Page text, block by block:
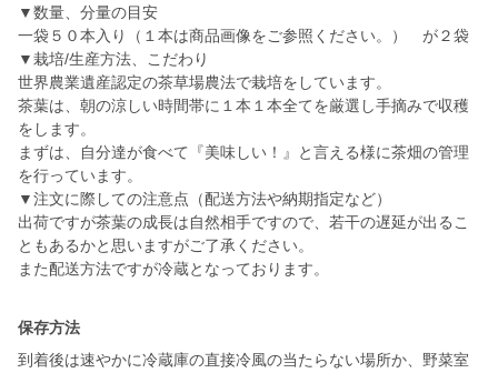
▼数量、分量の目安
一袋５０本入り（１本は商品画像をご参照ください。） が２袋
▼栽培/生産方法、こだわり
世界農業遺産認定の茶草場農法で栽培をしています。
茶葉は、朝の涼しい時間帯に１本１本全てを厳選し手摘みで収穫
をします。
まずは、自分達が食べて『美味しい！』と言える様に茶畑の管理
を行っています。
▼注文に際しての注意点（配送方法や納期指定など）
出荷ですが茶葉の成長は自然相手ですので、若干の遅延が出るこ
ともあるかと思いますがご了承ください。
また配送方法ですが冷蔵となっております。
保存方法
到着後は速やかに冷蔵庫の直接冷風の当たらない場所か、野菜室